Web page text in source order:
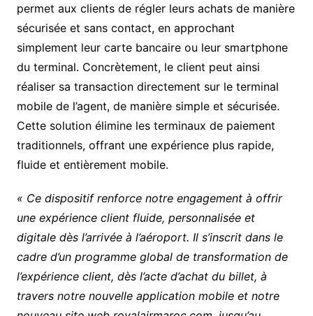
permet aux clients de régler leurs achats de manière
sécurisée et sans contact, en approchant
simplement leur carte bancaire ou leur smartphone
du terminal. Concrètement, le client peut ainsi
réaliser sa transaction directement sur le terminal
mobile de l’agent, de manière simple et sécurisée.
Cette solution élimine les terminaux de paiement
traditionnels, offrant une expérience plus rapide,
fluide et entièrement mobile.
« Ce dispositif renforce notre engagement à offrir
une expérience client fluide, personnalisée et
digitale dès l’arrivée à l’aéroport. Il s’inscrit dans le
cadre d’un programme global de transformation de
l’expérience client, dès l’acte d’achat du billet, à
travers notre nouvelle application mobile et notre